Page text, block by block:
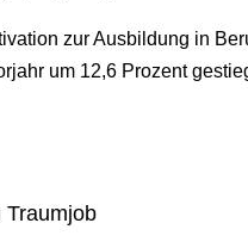
zur Ausbildung in
um 12,6 Prozent
Traumjob